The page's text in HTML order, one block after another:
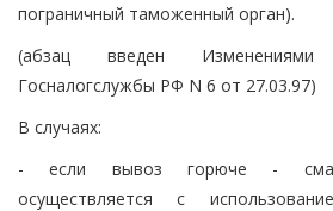
пограничный таможенный орган).
(абзац введен
Госналогслужбы РФ N 6 от 27.03.97)
В случаях:
- если вывоз горюче -
осуществляется с